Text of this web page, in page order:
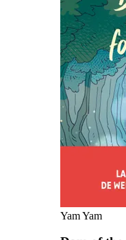
Yam Yam